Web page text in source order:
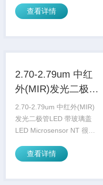
项目合作研发，建有*的
Labs)光学实验室，为国内
查看详情
2.70-2.79um 中红
外(MIR)发光二极管
LED 带玻璃盖
2.70-2.79um 中红外(MIR)
发光二极管LED 带玻璃盖
LED Microsensor NT 很高
有特殊的玻璃覆盖层，增加
3-5 倍）。...
查看详情